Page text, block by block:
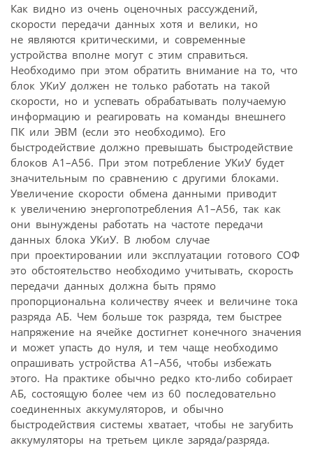
Как видно из очень оценочных рассуждений,
скорости передачи данных хотя и велики, но
не являются критическими, и современные
устройства вполне могут с этим справиться.
Необходимо при этом обратить внимание на то, что
блок УКиУ должен не только работать на такой
скорости, но и успевать обрабатывать получаемую
информацию и реагировать на команды внешнего
ПК или ЭВМ (если это необходимо). Его
быстродействие должно превышать быстродействие
блоков А1–А56. При этом потребление УКиУ будет
значительным по сравнению с другими блоками.
Увеличение скорости обмена данными приводит
к увеличению энергопотребления А1–А56, так как
они вынуждены работать на частоте передачи
данных блока УКиУ. В любом случае
при проектировании или эксплуатации готового СОФ
это обстоятельство необходимо учитывать, скорость
передачи данных должна быть прямо
пропорциональна количеству ячеек и величине тока
разряда АБ. Чем больше ток разряда, тем быстрее
напряжение на ячейке достигнет конечного значения
и может упасть до нуля, и тем чаще необходимо
опрашивать устройства А1–А56, чтобы избежать
этого. На практике обычно редко кто-либо собирает
АБ, состоящую более чем из 60 последовательно
соединенных аккумуляторов, и обычно
быстродействия системы хватает, чтобы не загубить
аккумуляторы на третьем цикле заряда/разряда.